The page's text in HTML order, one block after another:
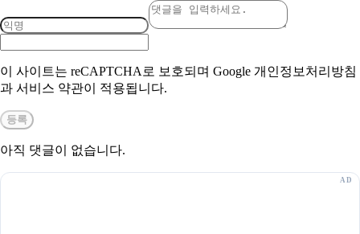
이 사이트는 reCAPTCHA로 보호되며 Google 개인정보처리방침
과 서비스 약관이 적용됩니다.
등록
아직 댓글이 없습니다.